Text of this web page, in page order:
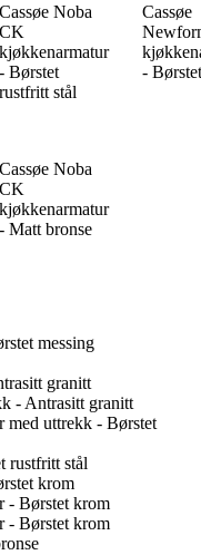
Cassøe Noba
CK
kjøkkenarmatur
- Børstet
rustfritt stål
Cassøe
-
Cassøe Noba
CK
kjøkkenarmatur
- Matt bronse
messing
granitt
- Antrasitt granitt
med uttrekk - Børstet
rustfritt stål
krom
- Børstet krom
- Børstet krom